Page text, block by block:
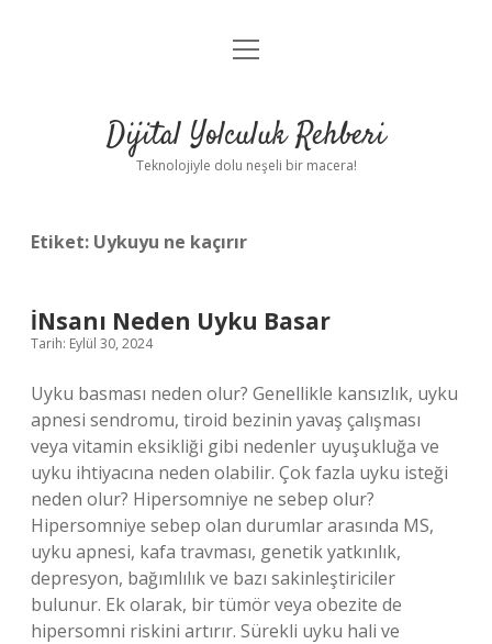
Anasayfa
Yasal Uyarı
menüyü
Dijital Yolculuk Rehberi
Teknolojiyle dolu neşeli bir macera!
Etiket: Uykuyu ne kaçırır
İNsanı Neden Uyku Basar
Tarih: Eylül 30, 2024
Uyku basması neden olur? Genellikle kansızlık, uyku
apnesi sendromu, tiroid bezinin yavaş çalışması
veya vitamin eksikliği gibi nedenler uyuşukluğa ve
uyku ihtiyacına neden olabilir. Çok fazla uyku isteği
neden olur? Hipersomniye ne sebep olur?
Hipersomniye sebep olan durumlar arasında MS,
uyku apnesi, kafa travması, genetik yatkınlık,
depresyon, bağımlılık ve bazı sakinleştiriciler
bulunur. Ek olarak, bir tümör veya obezite de
hipersomni riskini artırır. Sürekli uyku hali ve